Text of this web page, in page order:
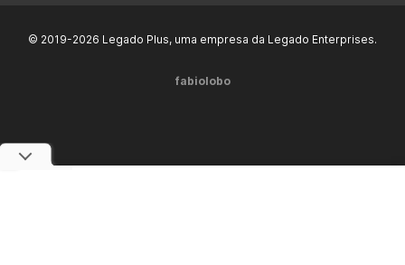
© 2019-2026 Legado Plus, uma empresa da Legado Enterprises.
fabiolobo